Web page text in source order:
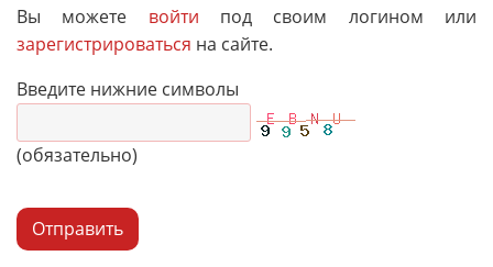
Вы можете войти под своим логином или
зарегистрироваться на сайте.
Введите нижние символы
(обязательно)
Отправить